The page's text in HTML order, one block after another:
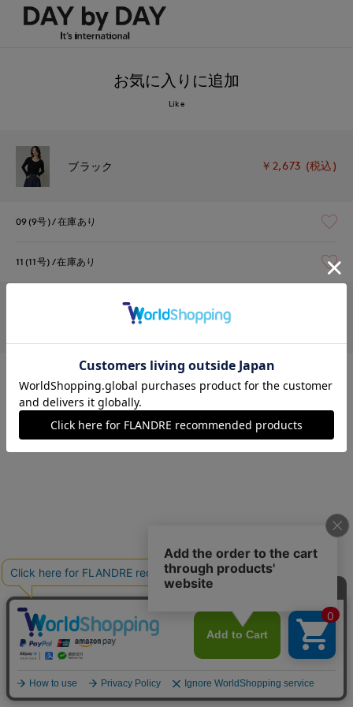
お気に入りに追加
Like
ブラック ￥2,673 (税込)
09(9号) 在庫あり
11(11号) 在庫あり
オフホワイト
在庫あり
11(11号) 在庫あり